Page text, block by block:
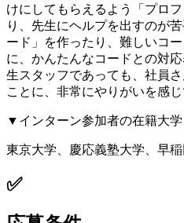
けにしてもらえるよう「プロ
り、先生にヘルプを出すのが
ード」を作ったり、難しいコ
に、かんたんなコードとの対
生スタッフであっても、社員
ことに、非常にやりがいを感じ
▼インターン参加者の在籍大学
東京大学、慶応義塾大学、早
✅